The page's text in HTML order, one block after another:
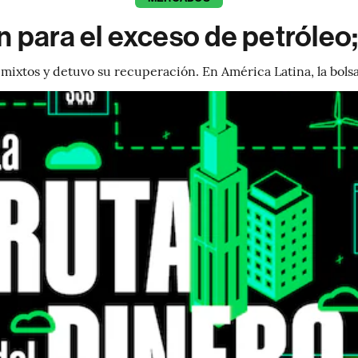
para el exceso de
y detuvo su recuperación. En América Latina, la